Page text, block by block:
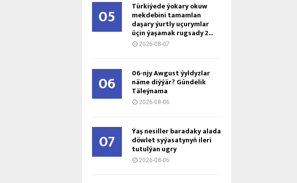
05 Türkiýede ýokary okuw
mekdebini tamamlan
daşary ýurtly uçurymlar
üçin ýaşamak rugsady 2...
2026-08-07
06 06-njy Awgust ýyldyzlar
näme diýýär? Gündelik
Täleýnama
2026-08-06
07 Ýaş ne­sil­ler ba­ra­da­ky ala­da
döw­let sy­ýa­sa­ty­nyň ile­ri
tu­tul­ýan ug­ry
2026-08-06